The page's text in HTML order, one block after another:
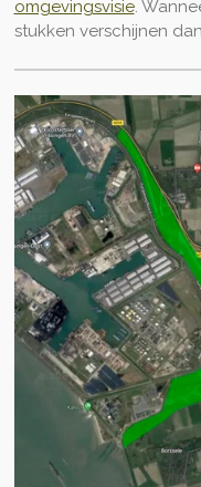
omgevingsvisie.
stukken verschijnen